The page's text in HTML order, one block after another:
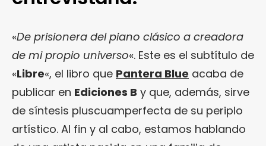
«De prisionera del piano clásico a creadora
de mi propio universo«. Este es el subtítulo de
«Libre«, el libro que Pantera Blue acaba de
publicar en Ediciones B y que, además, sirve
de síntesis pluscuamperfecta de su periplo
artístico. Al fin y al cabo, estamos hablando